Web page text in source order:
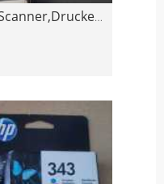
HP Deskjet F2180 3in1 Scanner,Drucker, Kopiergerät